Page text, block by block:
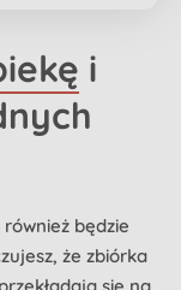
i
będzie
że zbiórka